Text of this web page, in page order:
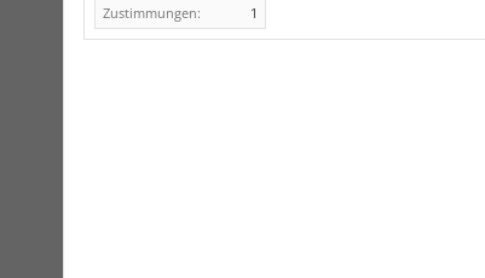
Zustimmungen:
1